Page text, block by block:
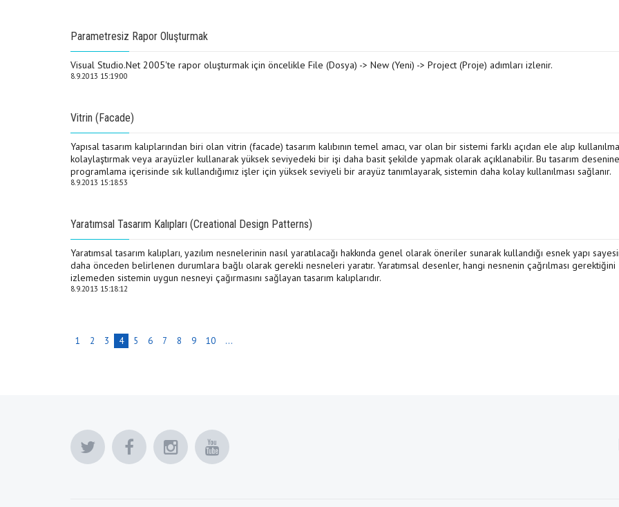
Parametresiz Rapor Oluşturmak
Visual Studio.Net 2005'te rapor oluşturmak için öncelikle File (Dosya) -> New (Yeni) -> Project (Proje) adımları izlenir.
8.9.2013 15:19:00
Vitrin (Facade)
Yapısal tasarım kalıplarından biri olan vitrin (facade) tasarım kalıbının temel amacı, var olan bir sistemi farklı açıdan ele alıp
kolaylaştırmak veya arayüzler kullanarak yüksek seviyedeki bir işi daha basit şekilde yapmak olarak açıklanabilir. Bu tasarım
programlama içerisinde sık kullandığımız işler için yüksek seviyeli bir arayüz tanımlayarak, sistemin daha kolay kullanılması sağlanır.
8.9.2013 15:18:53
Yaratımsal Tasarım Kalıpları (Creational Design Patterns)
Yaratımsal tasarım kalıpları, yazılım nesnelerinin nasıl yaratılacağı hakkında genel olarak öneriler sunarak kullandığı esnek yapı
daha önceden belirlenen durumlara bağlı olarak gerekli nesneleri yaratır. Yaratımsal desenler, hangi nesnenin çağrılması gerektiğini
izlemeden sistemin uygun nesneyi çağırmasını sağlayan tasarım kalıplarıdır.
8.9.2013 15:18:12
1 2 3 4 5 6 7 8 9 10 ...